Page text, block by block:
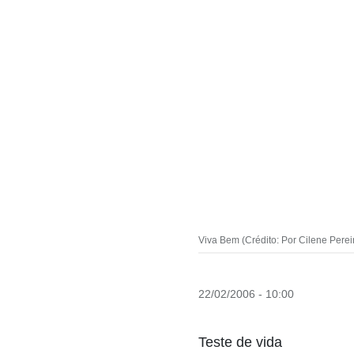
Viva Bem (Crédito: Por Cilene
22/02/2006 - 10:00
Teste de vida